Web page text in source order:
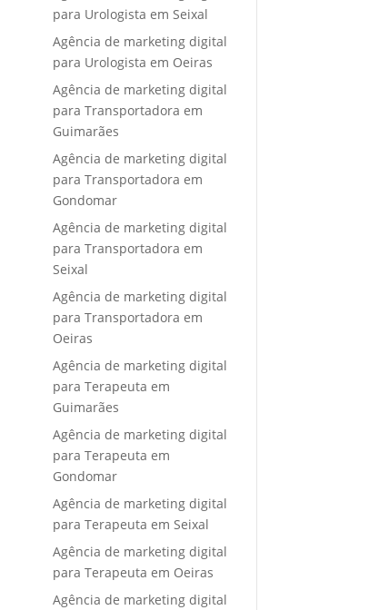
para Urologista em Seixal
Agência de marketing digital
para Urologista em Oeiras
Agência de marketing digital
para Transportadora em
Guimarães
Agência de marketing digital
para Transportadora em
Gondomar
Agência de marketing digital
para Transportadora em
Seixal
Agência de marketing digital
para Transportadora em
Oeiras
Agência de marketing digital
para Terapeuta em
Guimarães
Agência de marketing digital
para Terapeuta em
Gondomar
Agência de marketing digital
para Terapeuta em Seixal
Agência de marketing digital
para Terapeuta em Oeiras
Agência de marketing digital